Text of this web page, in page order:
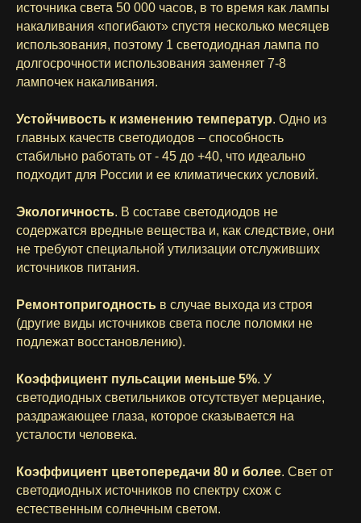
источника света 50 000 часов, в то время как лампы
накаливания «погибают» спустя несколько месяцев
использования, поэтому 1 светодиодная лампа по
долгосрочности использования заменяет 7-8
лампочек накаливания.
Устойчивость к изменению температур. Одно из
главных качеств светодиодов – способность
стабильно работать от - 45 до +40, что идеально
подходит для России и ее климатических условий.
Экологичность. В составе светодиодов не
содержатся вредные вещества и, как следствие, они
не требуют специальной утилизации отслуживших
источников питания.
Ремонтопригодность в случае выхода из строя
(другие виды источников света после поломки не
подлежат восстановлению).
Коэффициент пульсации меньше 5%. У
светодиодных светильников отсутствует мерцание,
раздражающее глаза, которое сказывается на
усталости человека.
Коэффициент цветопередачи 80 и более. Свет от
светодиодных источников по спектру схож с
естественным солнечным светом.